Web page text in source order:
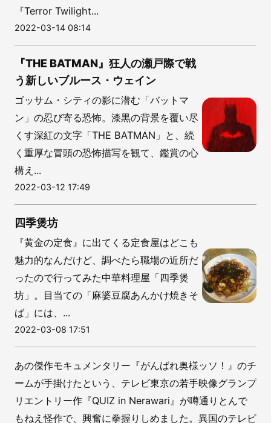
『Terror Twilight...
2022-03-14 08:14
『THE BATMAN』狂人の瀬戸際で戦
う新しいブルース・ウェイン
ゴッサム・シティの影に潜む「バットマ
ン」の忍び寄る恐怖。漆黒の背景を覆い尽
くす深紅の文字「THE BATMAN」と、続
く重厚な冒頭の恐怖描写を観て、鑑賞の心
構え...
2022-03-12 17:49
四季煲坊
『黄金の定食』に出てくる定食屋はどこも
魅力的なんだけど、調べたら職場の近所だ
ったので行ってみた中華料理屋「四季煲
坊」。目当ての「麻婆豆腐あんかけ焼きそ
ば」には、...
2022-03-08 17:51
あの傑作モキュメンタリー『がんばれ奥様ッソ！』のチ
ームが手掛けたという、テレビ東京の若手映像グランプ
リエントリー作『QUIZ in Nerawari』が噂通りとんで
もねえ怪作で、興奮に拳握りしめました。異国のテレビ